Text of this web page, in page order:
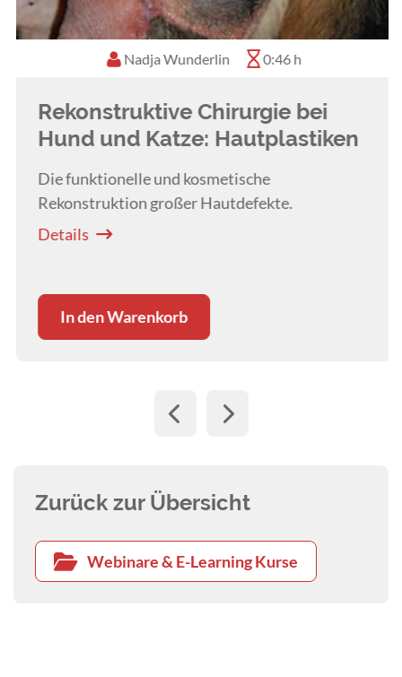
Nadja Wunderlin 0:46 h
Rekonstruktive Chirurgie bei
Hund und Katze: Hautplastiken
Die funktionelle und kosmetische
Rekonstruktion großer Hautdefekte.
Details
In den Warenkorb
Zurück zur Übersicht
Webinare & E-Learning Kurse